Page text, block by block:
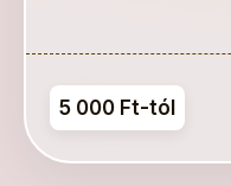
5 000 Ft-tól